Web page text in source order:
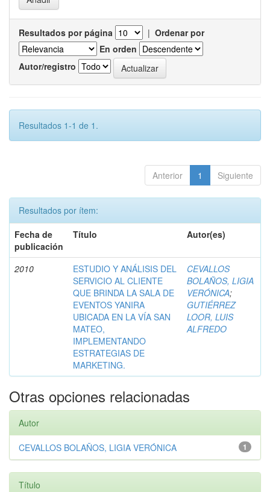
Resultados por página | Ordenar por
En orden
Autor/registro
Resultados 1-1 de 1.
Anterior 1 Siguiente
Resultados por ítem:
Fecha de
publicación
Título Autor(es)
2010
ESTUDIO Y ANÁLISIS DEL
SERVICIO AL CLIENTE
QUE BRINDA LA SALA DE
EVENTOS YANIRA
UBICADA EN LA VÍA SAN
MATEO,
IMPLEMENTANDO
ESTRATEGIAS DE
MARKETING.
CEVALLOS
BOLAÑOS, LIGIA
VERÓNICA;
GUTIÉRREZ
LOOR, LUIS
ALFREDO
Otras opciones relacionadas
Autor
1
CEVALLOS BOLAÑOS, LIGIA VERÓNICA
Título